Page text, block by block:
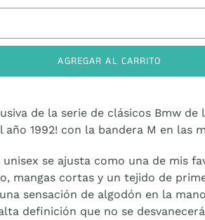
AGREGAR AL CARRITO
de la serie de clásicos Bmw de
año 1992! con la bandera M en las
unisex se ajusta como una de mis
mangas cortas y un tejido de
sensación de algodón en la
definición que no se